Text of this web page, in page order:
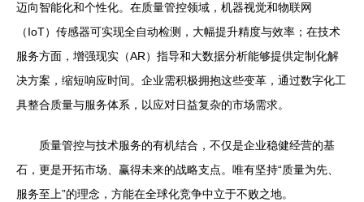
迈向智能化和个性化。在质量管控领域，机器视觉和物联网
（IoT）传感器可实现全自动检测，大幅提升精度与效率；在技术
服务方面，增强现实（AR）指导和大数据分析能够提供定制化解
决方案，缩短响应时间。企业需积极拥抱这些变革，通过数字化工
具整合质量与服务体系，以应对日益复杂的市场需求。
质量管控与技术服务的有机结合，不仅是企业稳健经营的基
石，更是开拓市场、赢得未来的战略支点。唯有坚持“质量为先、
服务至上”的理念，方能在全球化竞争中立于不败之地。